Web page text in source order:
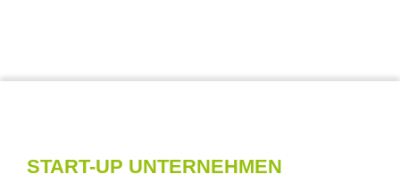
START-UP UNTERNEHMEN